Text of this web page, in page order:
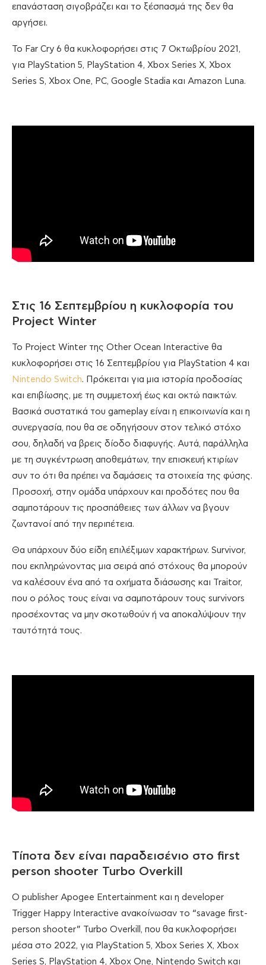
επανάσταση σιγοβράζει και το ξέσπασμά της δεν θα
αργήσει.
To Far Cry 6 θα κυκλοφορήσει στις 7 Οκτωβρίου 2021,
για PlayStation 5, PlayStation 4, Xbox Series X, Xbox
Series S, Xbox One, PC, Google Stadia και Amazon Luna.
Στις 16 Σεπτεμβρίου η κυκλοφορία του
Project Winter
Το Project Winter της Other Ocean Interactive θα
κυκλοφορήσει στις 16 Σεπτεμβρίου για PlayStation 4 και
Nintendo Switch. Πρόκειται για μια ιστορία προδοσίας
και επιβίωσης, με τη συμμετοχή έως και οκτώ παικτών.
Βασικά συστατικά του gameplay είναι η επικοινωνία και η
συνεργασία, που θα σε οδηγήσουν στον τελικό στόχο
σου, δηλαδή να βρεις δίοδο διαφυγής. Αυτά, παράλληλα
με τη συγκέντρωση αποθεμάτων, την επισκευή κτιρίων
συν το ότι θα πρέπει να δαμάσεις τα στοιχεία της φύσης.
Προσοχή, στην ομάδα υπάρχουν και προδότες που θα
σαμποτάρουν τις προσπάθειες των άλλων να βγουν
ζωντανοί από την περιπέτεια.
Θα υπάρχουν δύο είδη επιλέξιμων χαρακτήρων. Survivor,
που εκπληρώνοντας μια σειρά από στόχους θα μπορούν
να καλέσουν ένα από τα οχήματα διάσωσης και Traitor,
που ο ρόλος τους είναι να σαμποτάρουν τους survivors
προσέχοντας να μην σκοτωθούν ή να αποκαλύψουν την
ταυτότητά τους.
Τίποτα δεν είναι παραδεισένιο στο first
person shooter Turbo Overkill
O publisher Apogee Entertainment και η developer
Trigger Happy Interactive ανακοίνωσαν το “savage first-
person shooter” Turbo Overkill, που θα κυκλοφορήσει
μέσα στο 2022, για PlayStation 5, Xbox Series X, Xbox
Series S, PlayStation 4, Xbox One, Nintendo Switch και